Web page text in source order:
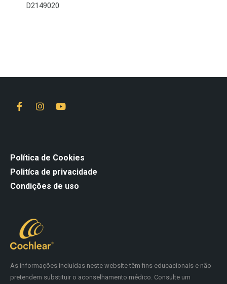
D2149020
As informações incluídas neste website têm fins educacionais e não
pretendem substituir o aconselhamento médico. Consulte um
Política de Cookies
Politíca de privacidade
Condições de uso